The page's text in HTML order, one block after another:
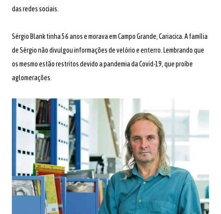
das redes sociais.
Sérgio Blank tinha 56 anos e morava em Campo Grande, Cariacica. A família
de Sérgio não divulgou informações de velório e enterro. Lembrando que
os mesmo estão restritos devido a pandemia da Covid-19, que proíbe
aglomerações.